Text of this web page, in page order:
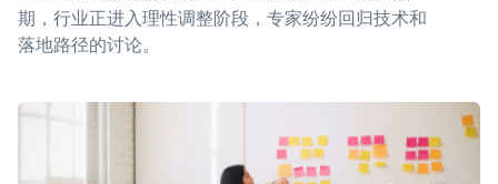
期，行业正进入理性调整阶段，专家纷纷回归技术和
落地路径的讨论。